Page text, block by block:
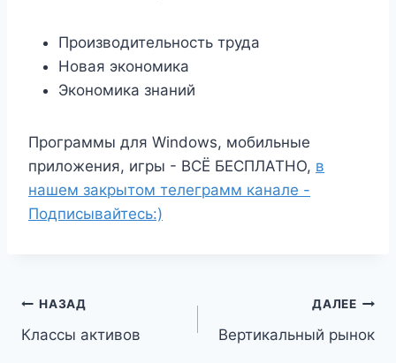
Производительность труда
Новая экономика
Экономика знаний
Программы для Windows, мобильные
приложения, игры - ВСЁ БЕСПЛАТНО, в
нашем закрытом телеграмм канале -
Подписывайтесь:)
Навигация
по
НАЗАД
Классы активов
ДАЛЕЕ
Вертикальный рынок